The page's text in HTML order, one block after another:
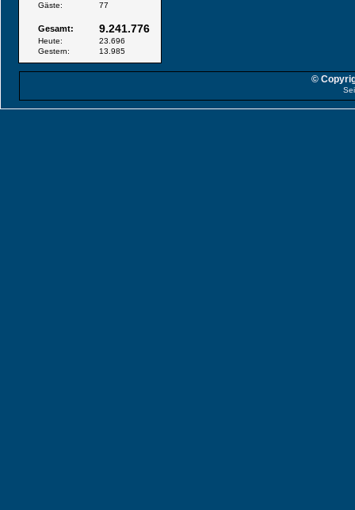
Gäste:
77
Gesamt: 9.241.776
Heute:
23.696
Gestern:
13.985
©